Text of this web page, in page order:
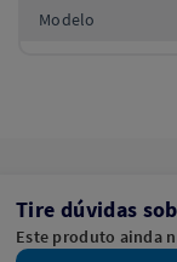
Modelo
Tire dúvidas
Este produto ainda